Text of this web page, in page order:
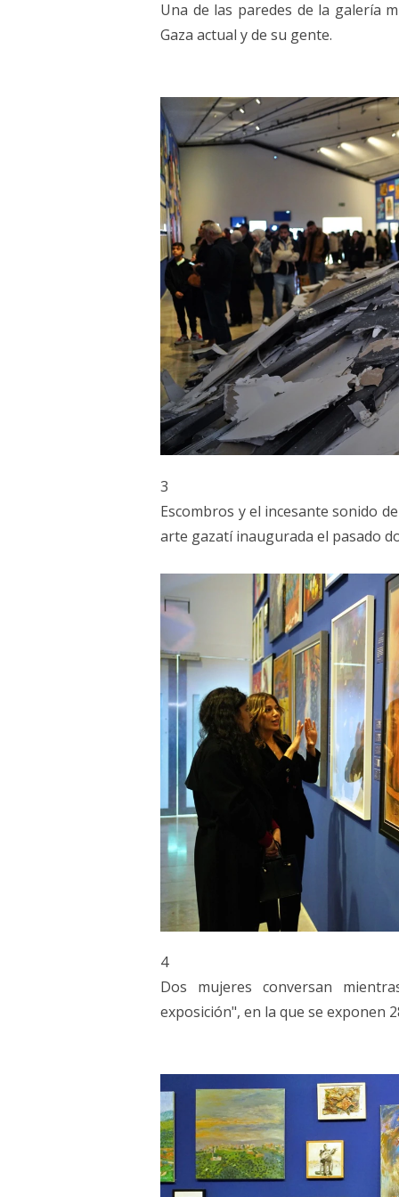
Una de las paredes de la galería
Gaza actual y de su gente.
3
Escombros y el incesante sonido
arte gazatí inaugurada el pasado
4
Dos mujeres conversan
exposición", en la que se exponen